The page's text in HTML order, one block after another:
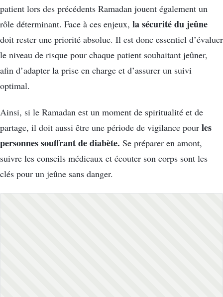
patient lors des précédents Ramadan jouent également un
rôle déterminant. Face à ces enjeux, la sécurité du jeûne
doit rester une priorité absolue. Il est donc essentiel d’évaluer
le niveau de risque pour chaque patient souhaitant jeûner,
afin d’adapter la prise en charge et d’assurer un suivi
optimal.
Ainsi, si le Ramadan est un moment de spiritualité et de
partage, il doit aussi être une période de vigilance pour les
personnes souffrant de diabète. Se préparer en amont,
suivre les conseils médicaux et écouter son corps sont les
clés pour un jeûne sans danger.